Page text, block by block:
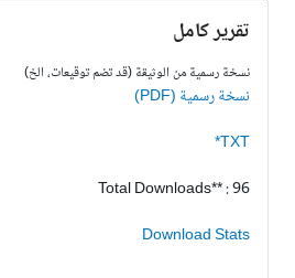
تقرير كامل
نسخة رسمية من الوثيقة (قد تضم توقيعات، الخ)
نسخة رسمية (PDF)
TXT*
Total Downloads** : 96
Download Stats